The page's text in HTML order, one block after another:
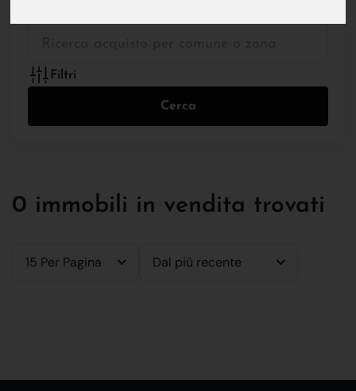
Filtri
Cerca
0 immobili in vendita trovati
15 Per Pagina Dal più recente